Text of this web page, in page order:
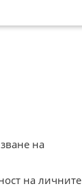
на
на личните